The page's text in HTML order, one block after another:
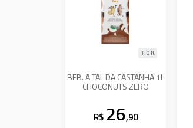
BEB. A TAL DA CASTANHA 1L
CHOCONUTS ZERO
1.0 lt
R$ 26,90